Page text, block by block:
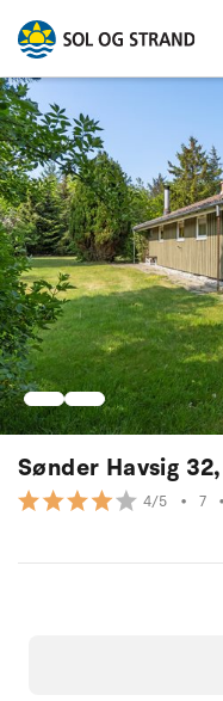
Sønder Havsig
4/5 • 7 •